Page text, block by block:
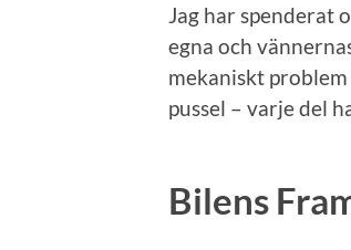
Jag har spenderat
egna och
mekaniskt
pussel – varje del
Bilens